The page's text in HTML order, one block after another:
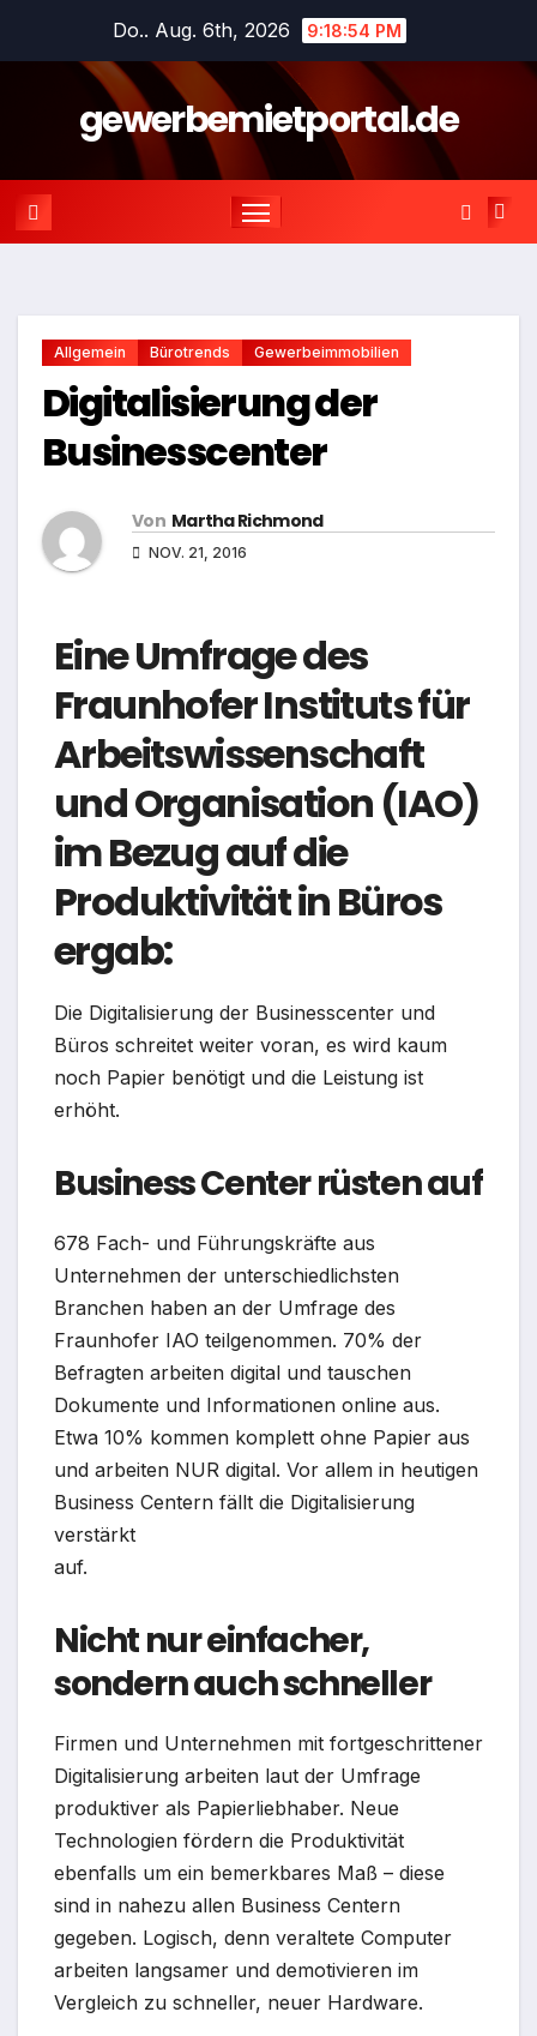
Do.. Aug. 6th, 2026 9:18:55 PM
gewerbemietportal.de
Allgemein Bürotrends Gewerbeimmobilien
Digitalisierung der
Businesscenter
Von Martha Richmond
NOV. 21, 2016
Eine Umfrage des
Fraunhofer Instituts für
Arbeitswissenschaft
und Organisation (IAO)
im Bezug auf die
Produktivität in Büros
ergab:
Die Digitalisierung der Businesscenter und
Büros schreitet weiter voran, es wird kaum
noch Papier benötigt und die Leistung ist
erhöht.
Business Center rüsten auf
678 Fach- und Führungskräfte aus
Unternehmen der unterschiedlichsten
Branchen haben an der Umfrage des
Fraunhofer IAO teilgenommen. 70% der
Befragten arbeiten digital und tauschen
Dokumente und Informationen online aus.
Etwa 10% kommen komplett ohne Papier aus
und arbeiten NUR digital. Vor allem in heutigen
Business Centern fällt die Digitalisierung
verstärkt
auf.
Nicht nur einfacher,
sondern auch schneller
Firmen und Unternehmen mit fortgeschrittener
Digitalisierung arbeiten laut der Umfrage
produktiver als Papierliebhaber. Neue
Technologien fördern die Produktivität
ebenfalls um ein bemerkbares Maß – diese
sind in nahezu allen Business Centern
gegeben. Logisch, denn veraltete Computer
arbeiten langsamer und demotivieren im
Vergleich zu schneller, neuer Hardware.